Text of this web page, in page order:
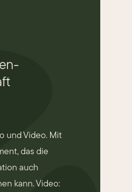
und Video. Mit
das die
auch
kann. Video: